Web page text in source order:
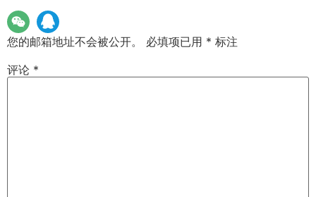
您的邮箱地址不会被公开。 必填项已用 * 标注
评论 *